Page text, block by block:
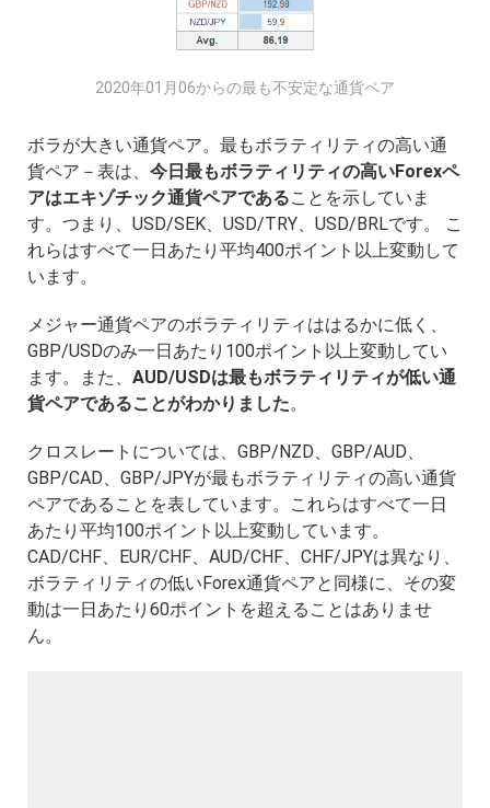
2020年01月06からの最も不安定な通貨ペア
ボラが大きい通貨ペア。最もボラティリティの高い通
貨ペア－表は、 今日最もボラティリティの高いForexペ
アはエキゾチック通貨ペアであることを示していま
す。つまり、USD/SEK、USD/TRY、USD/BRLです。 こ
れらはすべて一日あたり平均400ポイント以上変動して
います。
メジャー通貨ペアのボラティリティははるかに低く、
GBP/USDのみ一日あたり100ポイント以上変動してい
ます。また、 AUD/USDは最もボラティリティが低い通
貨ペアであることがわかりました。
クロスレートについては、GBP/NZD、GBP/AUD、
GBP/CAD、GBP/JPYが最もボラティリティの高い通貨
ペアであることを表しています。これらはすべて一日
あたり平均100ポイント以上変動しています。
CAD/CHF、EUR/CHF、AUD/CHF、CHF/JPYは異なり、
ボラティリティの低いForex通貨ペアと同様に、その変
動は一日あたり60ポイントを超えることはありませ
ん。